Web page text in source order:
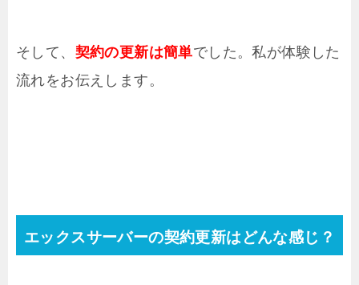
そして、 契約の更新は簡単でした。私が体験した
流れをお伝えします。
エックスサーバーの契約更新はどんな感じ？